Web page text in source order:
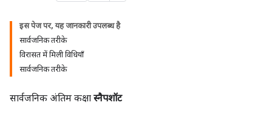
इस पेज पर, यह जानकारी उपलब्ध है
सार्वजनिक तरीके
विरासत में मिली विधियाँ
सार्वजनिक तरीके
सार्वजनिक अंतिम कक्षा स्नैपशॉट